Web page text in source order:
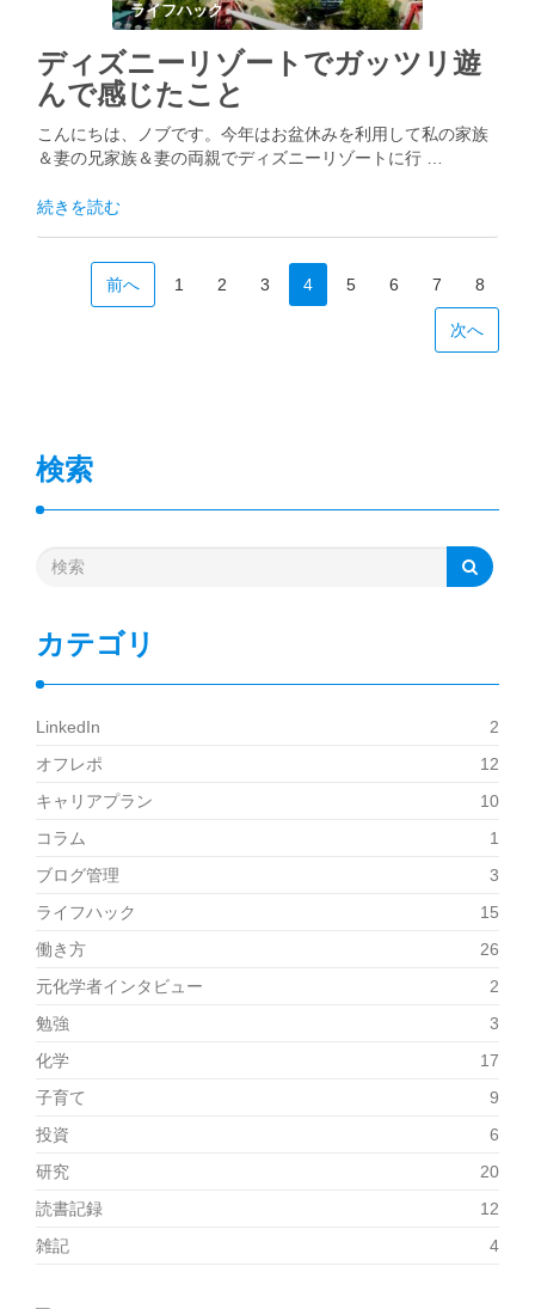
ライフハック
ディズニーリゾートでガッツリ遊
んで感じたこと
こんにちは、ノブです。今年はお盆休みを利用して私の家族
＆妻の兄家族＆妻の両親でディズニーリゾートに行 …
続きを読む
前へ 1 2 3 4 5 6 7 8
次へ
検索
カテゴリ
LinkedIn
2
オフレポ
12
キャリアプラン
10
コラム
1
ブログ管理
3
ライフハック
15
働き方
26
元化学者インタビュー
2
勉強
3
化学
17
子育て
9
投資
6
研究
20
読書記録
12
雑記
4